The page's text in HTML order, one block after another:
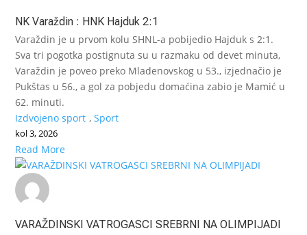
NK Varaždin : HNK Hajduk 2:1
Varaždin je u prvom kolu SHNL-a pobijedio Hajduk s 2:1.
Sva tri pogotka postignuta su u razmaku od devet minuta,
Varaždin je poveo preko Mladenovskog u 53., izjednačio je
Pukštas u 56., a gol za pobjedu domaćina zabio je Mamić u
62. minuti.
Izdvojeno sport ,Sport
kol 3, 2026
Read More
VARAŽDINSKI VATROGASCI SREBRNI NA OLIMPIJADI